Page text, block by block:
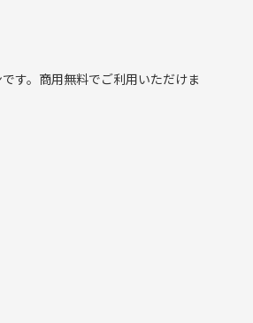
す。商用無料でご利用いただけま